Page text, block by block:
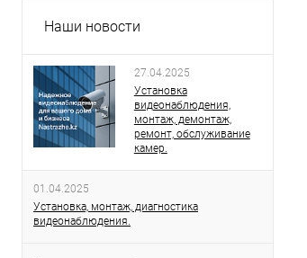
Наши новости
27.04.2025
Установка
видеонаблюдения,
монтаж, демонтаж,
ремонт, обслуживание
камер.
01.04.2025
Установка, монтаж, диагностика
видеонаблюдения.